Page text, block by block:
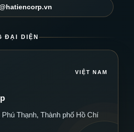
ĐẠI DIỆN
VIỆT NAM
Thạnh, Thành phố Hồ Chí